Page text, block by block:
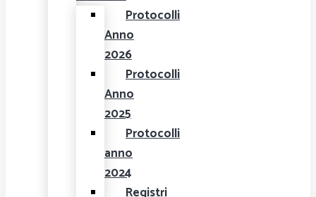
Protocolli
Anno
2026
Protocolli
Anno
2025
Protocolli
anno
2024
Registri